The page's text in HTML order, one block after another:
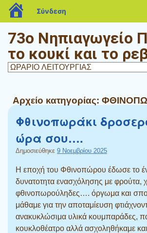
73ο Νηπιαγωγείο
το κουκί και το
Αρχείο κατηγορίας:
Φθινοπωράκι
ώρα σου….
Δημοσιεύθηκε 9 Νοεμβρίου 2025
Η εποχή του Φθινοπώρου έδωσε το
δυνατοτητα ενασχόλησης με φρούτα,
φθινοπωρούληδες…. όργωμα και
μάθαμε για την αποταμίευση
ανακυκλώσιμα υλικά κουμπαράδες,
κουκλοθέατρο αλλά ασχοληθήκαμε και
blogs.sch.gr
Σύνδεση